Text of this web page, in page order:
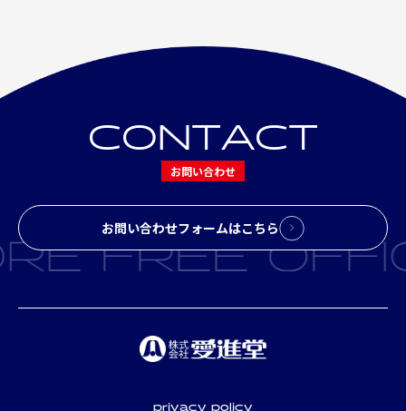
CONTACT
お問い合わせ
お問い合わせフォームはこちら
privacy policy